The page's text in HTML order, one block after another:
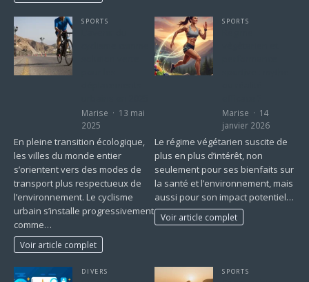
SPORTS
Marise
13 mai
2025
En pleine transition écologique,
les villes du monde entier
s’orientent vers des modes de
transport plus respectueux de
l’environnement. Le cyclisme
urbain s’installe progressivement
comme…
Voir article complet
SPORTS
Marise
14
janvier 2026
Le régime végétarien suscite de
plus en plus d’intérêt, non
seulement pour ses bienfaits sur
la santé et l’environnement, mais
aussi pour son impact potentiel…
Voir article complet
DIVERS SPORTS